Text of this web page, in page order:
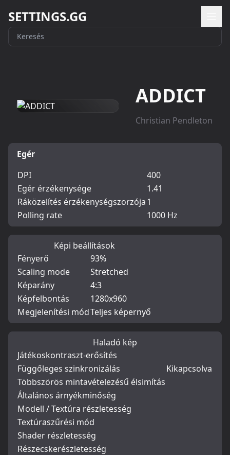
SETTINGS.GG
ADDICT
Christian Pendleton
Egér
DPI
400
Egér érzékenysége
1.41
Ráközelítés érzékenységszorzója1
Polling rate
1000 Hz
Képi beállítások
Fényerő
93%
Scaling mode
Stretched
Képarány
4:3
Képfelbontás
1280x960
Megjelenítési módTeljes képernyő
Haladó kép
Játékoskontraszt-erősítés
Függőleges szinkronizálás
Kikapcsolva
Többszörös mintavételezésű élsimítás
Általános árnyékminőség
Modell / Textúra részletesség
Textúraszűrési mód
Shader részletesség
Részecskerészletesség